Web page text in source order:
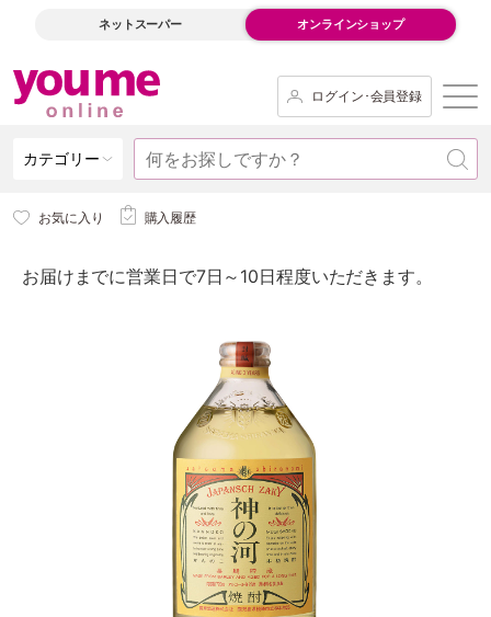
ネットスーパー オンラインショップ
ログイン･会員登録
カテゴリー
お気に入り 購入履歴
お届けまでに営業日で7日～10日程度いただきます。